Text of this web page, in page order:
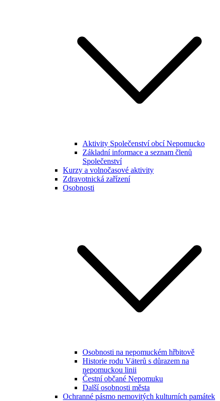
Aktivity Společenství obcí Nepomucko
Základní informace a seznam členů
Společenství
Kurzy a volnočasové aktivity
Zdravotnická zařízení
Osobnosti
Osobnosti na nepomuckém hřbitově
Historie rodu Väterů s důrazem na
nepomuckou linii
Čestní občané Nepomuku
Další osobnosti města
Ochranné pásmo nemovitých kulturních památek